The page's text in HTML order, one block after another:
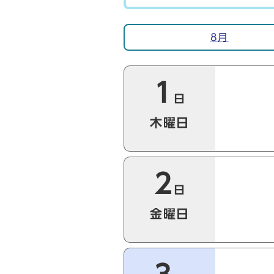
8月
今月の本日以降のイベント
1 日
木曜日
2 日
金曜日